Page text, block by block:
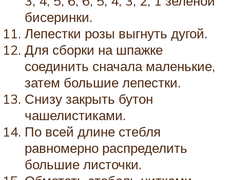
бисеринки.
Лепестки розы выгнуть дугой.
Для сборки на шпажке
соединить сначала маленькие,
затем большие лепестки.
Снизу закрыть бутон
чашелистиками.
По всей длине стебля
равномерно распределить
большие листочки.